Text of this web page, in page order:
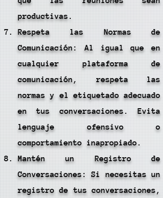
productivas.
Respeta las Normas de
Comunicación: Al igual que en
cualquier plataforma de
comunicación, respeta las
normas y el etiquetado adecuado
en tus conversaciones. Evita
lenguaje ofensivo o
comportamiento inapropiado.
Mantén un Registro de
Conversaciones: Si necesitas un
registro de tus conversaciones,